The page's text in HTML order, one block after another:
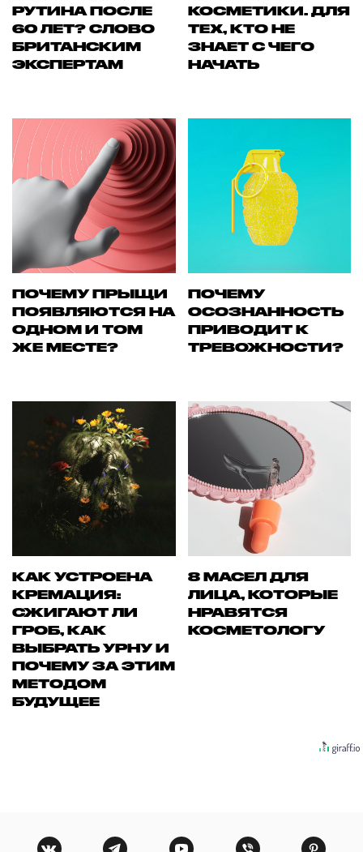
РУТИНА ПОСЛЕ
60 ЛЕТ? СЛОВО
БРИТАНСКИМ
ЭКСПЕРТАМ
КОСМЕТИКИ. ДЛЯ
ТЕХ, КТО НЕ
ЗНАЕТ С ЧЕГО
НАЧАТЬ
ПОЧЕМУ ПРЫЩИ
ПОЯВЛЯЮТСЯ НА
ОДНОМ И ТОМ
ЖЕ МЕСТЕ?
ПОЧЕМУ
ОСОЗНАННОСТЬ
ПРИВОДИТ К
ТРЕВОЖНОСТИ?
КАК УСТРОЕНА
КРЕМАЦИЯ:
СЖИГАЮТ ЛИ
ГРОБ, КАК
ВЫБРАТЬ УРНУ И
ПОЧЕМУ ЗА ЭТИМ
МЕТОДОМ
БУДУЩЕЕ
8 МАСЕЛ ДЛЯ
ЛИЦА, КОТОРЫЕ
НРАВЯТСЯ
КОСМЕТОЛОГУ